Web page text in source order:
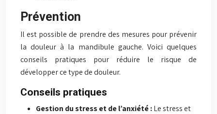
Prévention
Il est possible de prendre des mesures pour prévenir
la douleur à la mandibule gauche. Voici quelques
conseils pratiques pour réduire le risque de
développer ce type de douleur.
Conseils pratiques
Gestion du stress et de l’anxiété :Le stress et